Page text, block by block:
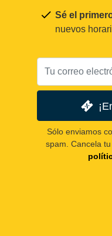
Sé el
nuevos
Sólo enviamos
spam. Cancela